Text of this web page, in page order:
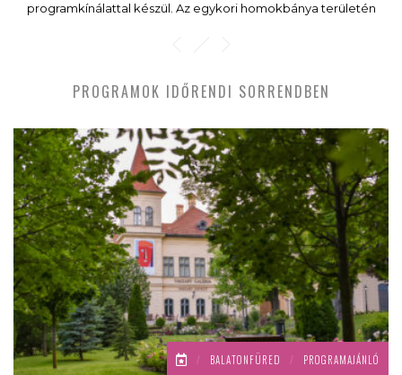
programkínálattal készül. Az egykori homokbánya területén
PROGRAMOK IDŐRENDI SORRENDBEN
/ BALATONFÜRED / PROGRAMAJÁNLÓ